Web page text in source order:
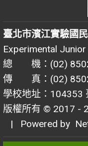
臺北市濱江實驗國
Experimental
總 機：(02)
傳 真：(02)
學校地址：104353
版權所有 © 2017 -
| Powered by